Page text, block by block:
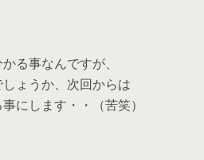
る事なんですが、
ょうか、次回からは
にします・・（苦笑）